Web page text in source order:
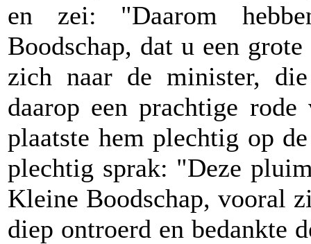
en zei: "Daarom
Boodschap, dat u een
zich naar de minister,
daarop een prachtige
plaatste hem plechtig op
plechtig sprak: "Deze
Kleine Boodschap, vooral
diep ontroerd en bedankte